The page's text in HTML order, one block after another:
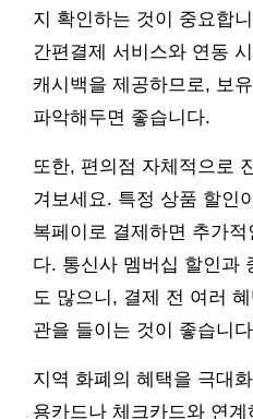
지 확인하는 것이 중요합
간편결제 서비스와 연동
캐시백을 제공하므로, 보
파악해두면 좋습니다.
또한, 편의점 자체적으로
겨보세요. 특정 상품 할인
복페이로 결제하면 추가
다. 통신사 멤버십 할인과
도 많으니, 결제 전 여러
관을 들이는 것이 좋습니
지역 화폐의 혜택을 극대
용카드나 체크카드와 연